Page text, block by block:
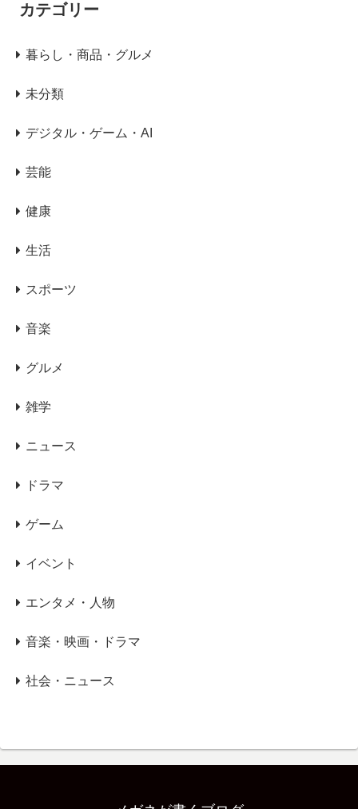
カテゴリー
暮らし・商品・グルメ
未分類
デジタル・ゲーム・AI
芸能
健康
生活
スポーツ
音楽
グルメ
雑学
ニュース
ドラマ
ゲーム
イベント
エンタメ・人物
音楽・映画・ドラマ
社会・ニュース